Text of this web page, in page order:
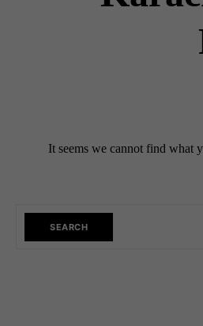
It seems we cannot find what
SEARCH